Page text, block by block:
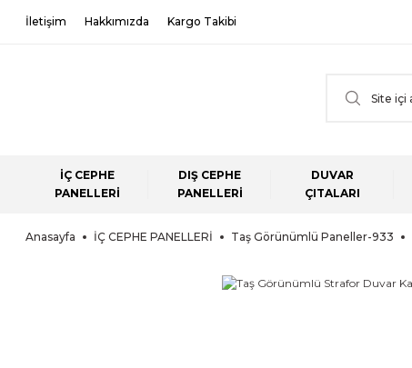
İletişim Hakkımızda Kargo Takibi
İÇ CEPHE
PANELLERİ
DIŞ CEPHE
PANELLERİ
DUVAR
ÇITALARI
Anasayfa İÇ CEPHE PANELLERİ Taş Görünümlü Paneller-933